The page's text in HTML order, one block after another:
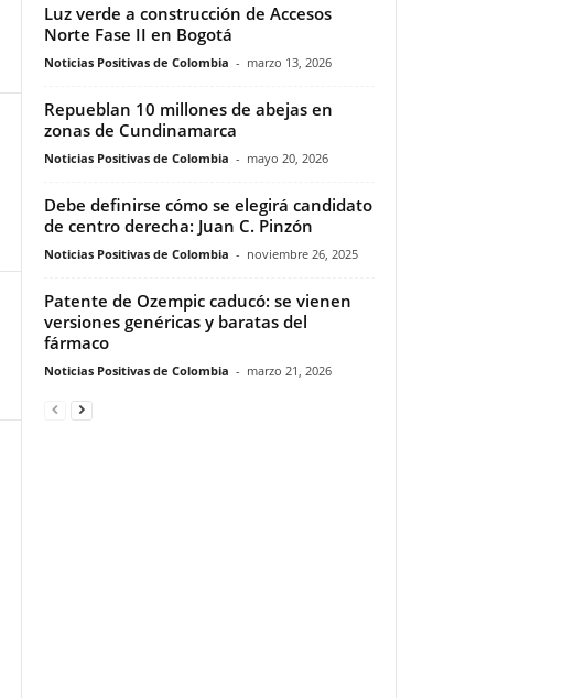
Luz verde a construcción de Accesos
Norte Fase II en Bogotá
Noticias Positivas de Colombia - marzo 13, 2026
Repueblan 10 millones de abejas en
zonas de Cundinamarca
Noticias Positivas de Colombia - mayo 20, 2026
Debe definirse cómo se elegirá candidato
de centro derecha: Juan C. Pinzón
Noticias Positivas de Colombia - noviembre 26, 2025
Patente de Ozempic caducó: se vienen
versiones genéricas y baratas del
fármaco
Noticias Positivas de Colombia - marzo 21, 2026